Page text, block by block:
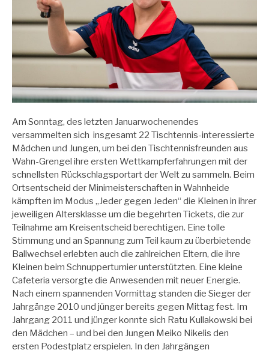
Am Sonntag, des letzten Januarwochenendes
versammelten sich insgesamt 22 Tischtennis-interessierte
Mädchen und Jungen, um bei den Tischtennisfreunden aus
Wahn-Grengel ihre ersten Wettkampferfahrungen mit der
schnellsten Rückschlagsportart der Welt zu sammeln. Beim
Ortsentscheid der Minimeisterschaften in Wahnheide
kämpften im Modus „Jeder gegen Jeden“ die Kleinen in ihrer
jeweiligen Altersklasse um die begehrten Tickets, die zur
Teilnahme am Kreisentscheid berechtigen. Eine tolle
Stimmung und an Spannung zum Teil kaum zu überbietende
Ballwechsel erlebten auch die zahlreichen Eltern, die ihre
Kleinen beim Schnupperturnier unterstützten. Eine kleine
Cafeteria versorgte die Anwesenden mit neuer Energie.
Nach einem spannenden Vormittag standen die Sieger der
Jahrgänge 2010 und jünger bereits gegen Mittag fest. Im
Jahrgang 2011 und jünger konnte sich Ratu Kullakowski bei
den Mädchen – und bei den Jungen Meiko Nikelis den
ersten Podestplatz erspielen. In den Jahrgängen